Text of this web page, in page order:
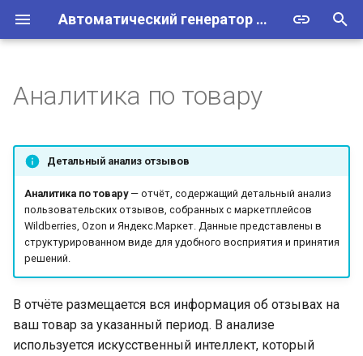
Автоматический генератор ответов на отзывы, вопросы и чаты
ц
Регистрация
Учётная запись
Добавление сотрудника
Аккаунты маркетплейсов
Подключение кабинета
Подключение аккаунта
Ozon
Работа с отзывами
Общие настройки
Настройки ИИ
Сервисные настройки
Правила ответов на
отзывы
ответов
Шаблоны ответов
Формирование отчёта
Порядок действий
Структура отчёта
1. Общая статистика
2. Анализ преимуществ
3. Анализ недостатков
товара
Список вопросов
Правила обработки
вопросов от покупателей
Шаблоны ответов на
вопросы
Список чатов
Настройки
Шаблоны рассылок
Обзор
Диалоги
Боты и чаты
Профили обслуживания
Политики поведения
FAQ и документы
Тарифы
Транзакции
Счета
Аналитика по товару
Детальный анализ отзывов
Аналитика по товару— отчёт, содержащий детальный анализ
пользовательских отзывов, собранных с маркетплейсов
Wildberries, Ozon и Яндекс.Маркет. Данные представлены в
структурированном виде для удобного восприятия и принятия
решений.
В отчёте размещается вся информация об отзывах на
ваш товар за указанный период. В анализе
используется искусственный интеллект, который